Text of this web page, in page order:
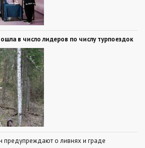
в число лидеров по числу турпоездок
предупреждают о ливнях и граде